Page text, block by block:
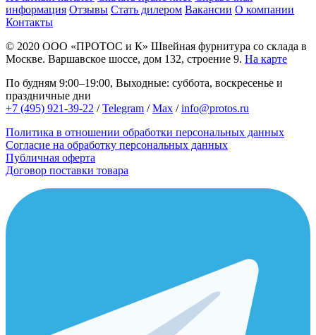
информация Отзывы Стать дилером Вакансии О компании
Контакты
© 2020 ООО «ПРОТОС и К» Швейная фурнитура со склада в
Москве. Варшавское шоссе, дом 132, строение 9. На карте
По будням 9:00–19:00, Выходные: суббота, воскресенье и
праздничные дни
+7 (495) 921-39-22 /Telegram /Max /info@protos.ru
Политика в отношении обработки персональных данных
Согласие на обработку персональных данных
Публичная оферта
Договор поставки товара